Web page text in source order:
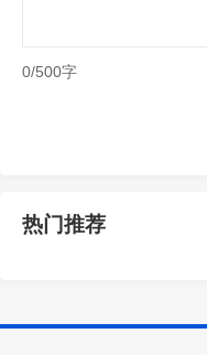
0/500字
热门推荐